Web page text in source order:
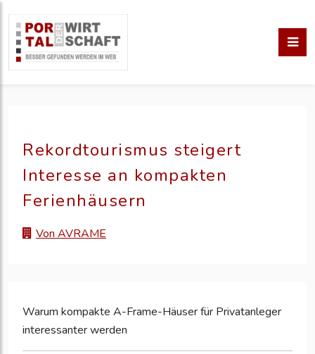
Rekordtourismus steigert
Interesse an kompakten
Ferienhäusern
Von AVRAME
Warum kompakte A-Frame-Häuser für Privatanleger
interessanter werden